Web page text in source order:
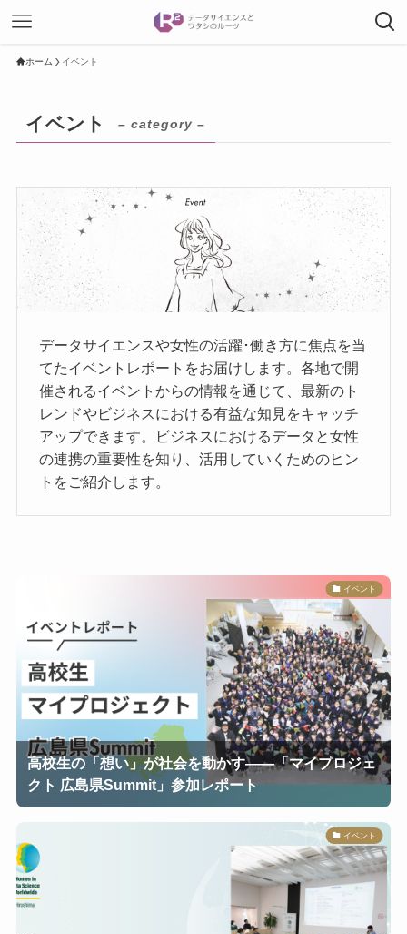
ホーム イベント
イベント – category –
データサイエンスや女性の活躍･働き方に焦点を当
てたイベントレポートをお届けします。各地で開
催されるイベントからの情報を通じて、最新のト
レンドやビジネスにおける有益な知見をキャッチ
アップできます。ビジネスにおけるデータと女性
の連携の重要性を知り、活用していくためのヒン
トをご紹介します。
イベント
高校生の「想い」が社会を動かす——「マイプロジェ
クト 広島県Summit」参加レポート
イベント